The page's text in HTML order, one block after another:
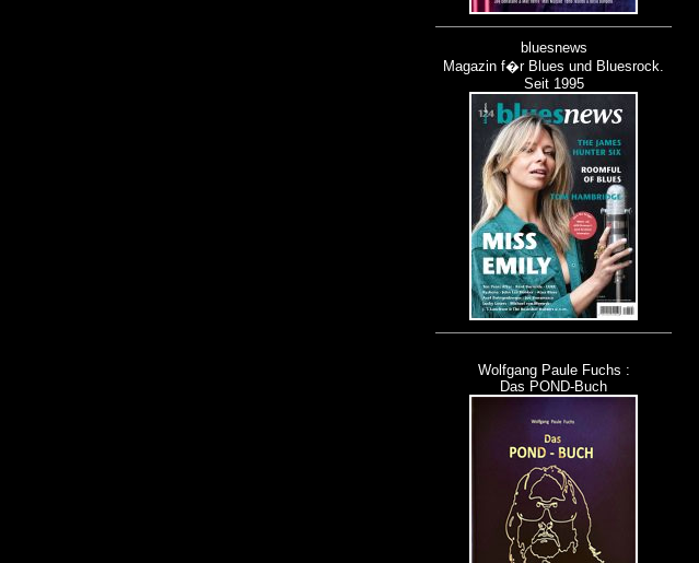
bluesnews
Magazin f�r Blues und Bluesrock.
Seit 1995
Wolfgang Paule Fuchs :
Das POND-Buch